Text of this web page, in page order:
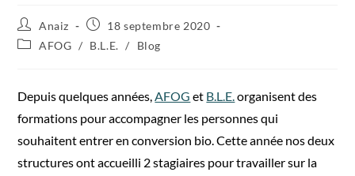
Anaiz
18 septembre 2020
AFOG / B.L.E. / Blog
Depuis quelques années,AFOG et B.L.E.organisent des
formations pour accompagner les personnes qui
souhaitent entrer en conversion bio. Cette année nos deux
structures ont accueilli 2 stagiaires pour travailler sur la